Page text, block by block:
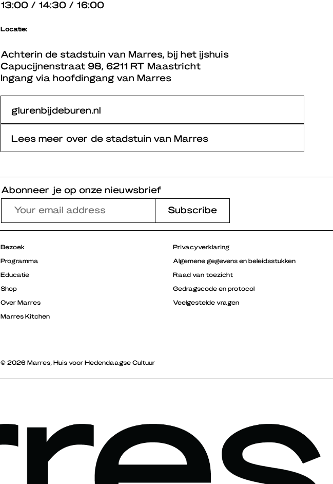
13:00 / 14:30 / 16:00
Locatie:
Achterin de stadstuin van Marres, bij het ijshuis
Capucijnenstraat 98, 6211 RT Maastricht
Ingang via hoofdingang van Marres
glurenbijdeburen.nl
Lees meer over de stadstuin van Marres
Abonneer je op onze nieuwsbrief
Bezoek
Programma
Educatie
Shop
Over Marres
Marres Kitchen
Privacyverklaring
Algemene gegevens en beleidsstukken
Raad van toezicht
Gedragscode en protocol
Veelgestelde vragen
© 2026 Marres, Huis voor Hedendaagse Cultuur